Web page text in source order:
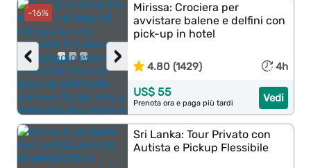
-16%
›
‹
Mirissa: Crociera per
avvistare balene e delfini con
pick-up in hotel
4.80 (1429) 4h
Vedi
US$ 55
Prenota ora e paga più tardi
Sri Lanka: Tour Privato con
Autista e Pickup Flessibile